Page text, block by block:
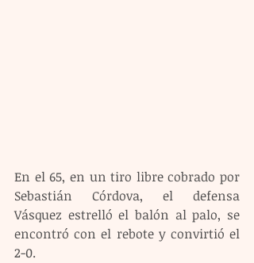
En el 65, en un tiro libre cobrado por
Sebastián Córdova, el defensa
Vásquez estrelló el balón al palo, se
encontró con el rebote y convirtió el
2-0.